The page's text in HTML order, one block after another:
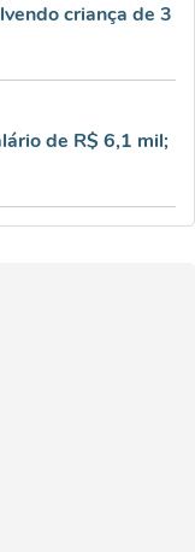
criança de 3
de R$ 6,1 mil;